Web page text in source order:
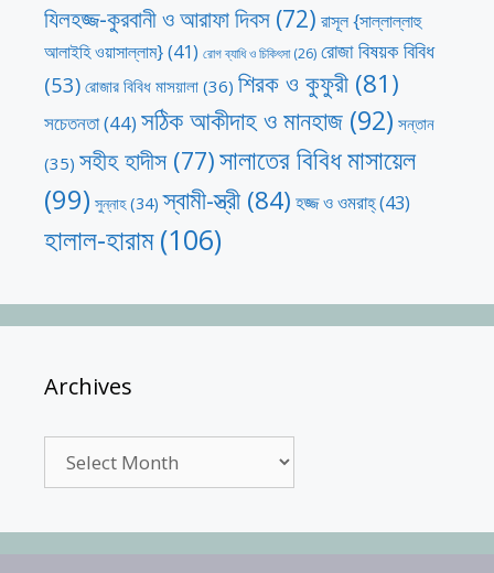
যিলহজ্জ-কুরবানী ও আরাফা দিবস (72) রাসূল {সাল্লাল্লাহু
আলাইহি ওয়াসাল্লাম}(41) রোগ ব্যাধি ও চিকিৎসা(26) রোজা বিষয়ক বিবিধ
(53) রোজার বিবিধ মাসয়ালা (36) শিরক ও কুফুরী (81)
সচেতনতা(44) সঠিক আকীদাহ ও মানহাজ (92) সন্তান
(35) সহীহ হাদীস(77)সালাতের বিবিধ মাসায়েল
(99) সুন্নাহ(34) স্বামী-স্ত্রী(84) হজ্জ ও ওমরাহ্‌(43)
হালাল-হারাম(106)
Archives